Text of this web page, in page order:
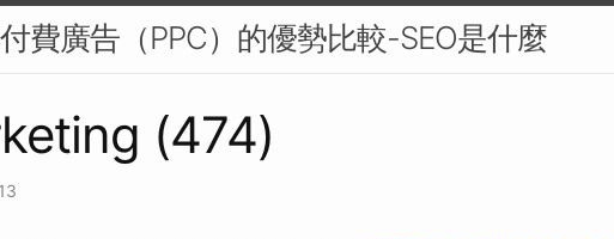
費廣告（PPC）的優勢比較-SEO是什麼
(474)